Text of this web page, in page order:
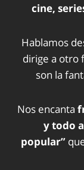
cine,
Hablamos
dirige a otro
son la
Nos encanta
y todo
popular”